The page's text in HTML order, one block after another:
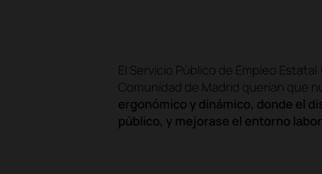
El Servicio Público de Empleo
Comunidad de Madrid querían que
ergonómico y dinámico, donde el
público, y mejorase el entorno